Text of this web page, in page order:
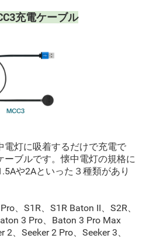
充電ケーブル
電灯に吸着するだけで充電で
ーブルです。懐中電灯の規格に
や2Aといった３種類があり
、S1R、S1R Baton II、S2R、
3 Pro、Baton 3 Pro Max
2、Seeker 2 Pro、Seeker 3、